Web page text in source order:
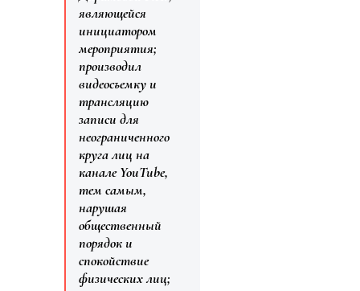
являющейся
инициатором
мероприятия;
производил
видеосъемку и
трансляцию
записи для
неограниченного
круга лиц на
канале YouTube,
тем самым,
нарушая
общественный
порядок и
спокойствие
физических лиц;